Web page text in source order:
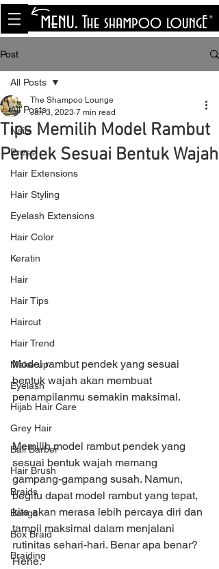
<meta name="p:domain_verify"
content="8cfe0bf166a35f014a18d7a345e30fa0"/>
Post
All Posts
Nails
Press
Hair Extensions
Hair Styling
Eyelash Extensions
Hair Color
Keratin
Hair
Hair Tips
Haircut
Hair Trend
Make-up
Eyelash
Hijab Hair Care
Grey Hair
Bali Barber
Hair Brush
Braids
Bangs
Box Braid
Braiding
All Posts
Tips Memilih Model Rambut
Pendek Sesuai Bentuk Wajah
The Shampoo Lounge
Jan 3, 2023 7 min read
Model rambut pendek yang sesuai
bentuk wajah akan membuat
penampilanmu semakin maksimal.
Memilih model rambut pendek yang
sesuai bentuk wajah memang
gampang-gampang susah. Namun,
begitu dapat model rambut yang tepat,
kita akan merasa lebih percaya diri dan
tampil maksimal dalam menjalani
rutinitas sehari-hari. Benar apa benar?
Hehe.